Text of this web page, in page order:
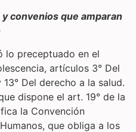
convenios que amparan
lo preceptuado en el
artículos 3° Del
Del derecho a la salud.
dispone el art. 19° de la
la Convención
que obliga a los